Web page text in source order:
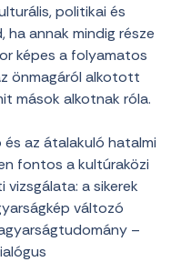
politikai és
ha annak mindig része
képes a folyamatos
önmagáról alkotott
mások alkotnak róla.
és az átalakuló hatalmi
fontos a kultúraközi
a sikerek
változó
–